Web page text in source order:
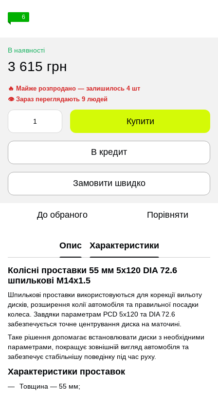
6
В наявності
3 615 грн
🔥 Майже розпродано — залишилось 4 шт
👁 Зараз переглядають 9 людей
Купити
В кредит
Замовити швидко
До обраного Порівняти
Опис Характеристики
Колісні проставки 55 мм 5x120 DIA 72.6
шпилькові M14x1.5
Шпилькові проставки використовуються для корекції вильоту
дисків, розширення колії автомобіля та правильної посадки
колеса. Завдяки параметрам PCD 5x120 та DIA 72.6
забезпечується точне центрування диска на маточині.
Таке рішення допомагає встановлювати диски з необхідними
параметрами, покращує зовнішній вигляд автомобіля та
забезпечує стабільнішу поведінку під час руху.
Характеристики проставок
Товщина — 55 мм;